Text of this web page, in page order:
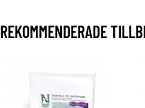
REKOMMENDERADE